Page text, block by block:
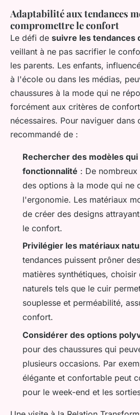
Adaptabilité aux tendances
compromettre le confort
Le défi de suivre les tendances
veillant à ne pas sacrifier le
les parents. Les enfants,
à l'école ou dans les médias,
chaussures à la mode qui ne
forcément aux critères de
nécessaires. Pour naviguer dans
recommandé de :
Rechercher des modèles
fonctionnalité : De
des options à la mode qui ne
l'ergonomie. Les matériaux
de créer des designs
le confort.
Privilégier les matériaux
tendances puissent prôner
matières synthétiques, choisir
naturels tels que le cuir
souplesse et perméabilité,
confort.
Considérer des options
pour des chaussures qui
plusieurs occasions. Par
élégante et confortable peut
pour le week-end et les